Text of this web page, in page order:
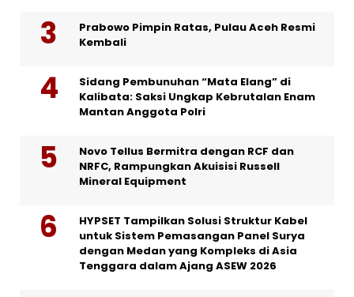
Prabowo Pimpin Ratas, Pulau Aceh Resmi
Kembali
Sidang Pembunuhan “Mata Elang” di
Kalibata: Saksi Ungkap Kebrutalan Enam
Mantan Anggota Polri
Novo Tellus Bermitra dengan RCF dan
NRFC, Rampungkan Akuisisi Russell
Mineral Equipment
HYPSET Tampilkan Solusi Struktur Kabel
untuk Sistem Pemasangan Panel Surya
dengan Medan yang Kompleks di Asia
Tenggara dalam Ajang ASEW 2026